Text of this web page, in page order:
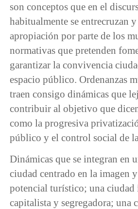
son conceptos que en el
habitualmente se entrecruzan
apropiación por parte de los
normativas que pretenden
garantizar la convivencia
espacio público. Ordenanzas
traen consigo dinámicas que
contribuir al objetivo que
como la progresiva
público y el control social de
Dinámicas que se integran en
ciudad centrado en la imagen
potencial turístico; una
capitalista y segregadora; una